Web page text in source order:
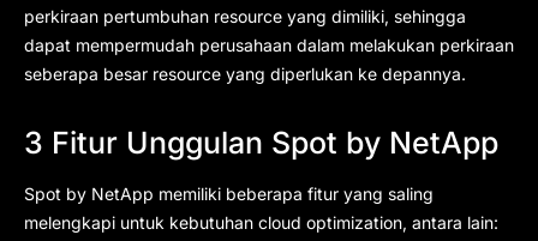
perkiraan pertumbuhan resource yang dimiliki, sehingga
dapat mempermudah perusahaan dalam melakukan perkiraan
seberapa besar resource yang diperlukan ke depannya.
3 Fitur Unggulan Spot by NetApp
Spot by NetApp memiliki beberapa fitur yang saling
melengkapi untuk kebutuhan cloud optimization, antara lain: